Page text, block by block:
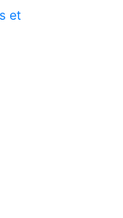
et